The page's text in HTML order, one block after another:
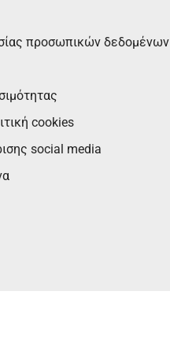
προσωπικών δεδομένων
cookies
social media